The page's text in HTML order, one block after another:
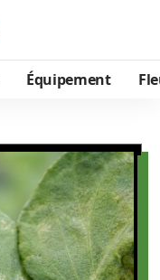
Équipement